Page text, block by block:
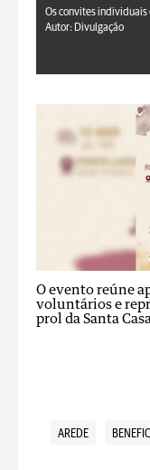
Os convites individuais
Autor: Divulgação
O evento reúne
voluntários e
prol da Santa
AREDE